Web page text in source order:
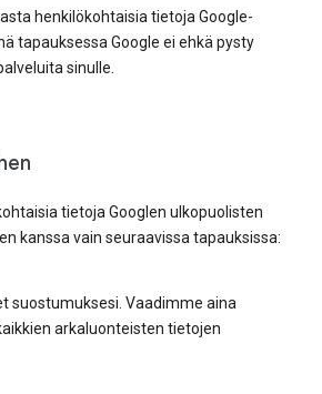
henkilökohtaisia tietoja Google-
tapauksessa Google ei ehkä pysty
sinulle.
tietoja Googlen ulkopuolisten
kanssa vain seuraavissa tapauksissa:
suostumuksesi. Vaadimme aina
arkaluonteisten tietojen